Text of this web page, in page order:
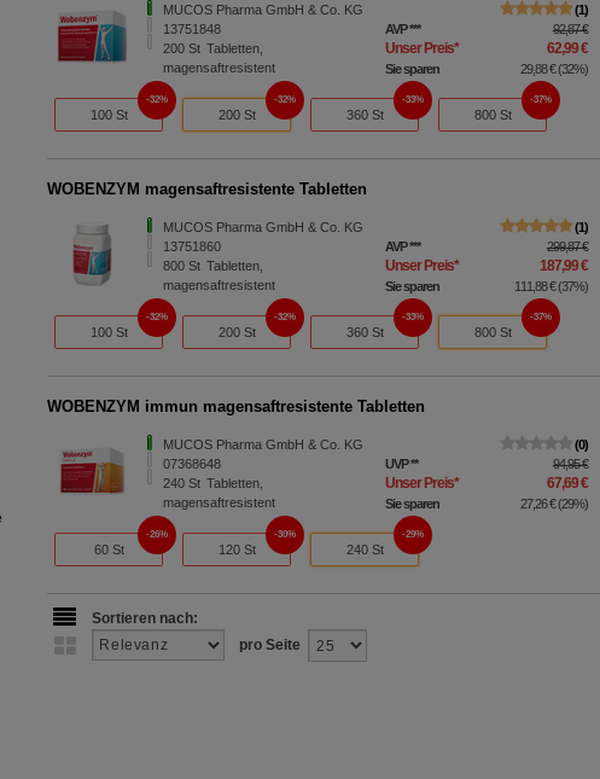
MUCOS Pharma GmbH & Co. KG
13751848
200St Tabletten,
magensaftresistent
1
AVP*** 92,87 €
Unser Preis* 62,99 €
Sie sparen 29,88 €(32%)
100 St
32%
200 St
32%
360 St
33%
800 St
37%
WOBENZYM magensaftresistente Tabletten
MUCOS Pharma GmbH & Co. KG
13751860
800St Tabletten,
magensaftresistent
1
AVP*** 299,87 €
Unser Preis* 187,99 €
Sie sparen 111,88 €(37%)
100 St
32%
200 St
32%
360 St
33%
800 St
37%
WOBENZYM immun magensaftresistente Tabletten
MUCOS Pharma GmbH & Co. KG
07368648
240St Tabletten,
magensaftresistent
0
UVP** 94,95 €
Unser Preis* 67,69 €
Sie sparen 27,26 €(29%)
60 St
26%
120 St
30%
240 St
29%
Sortieren nach:
pro Seite